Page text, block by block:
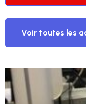
Voir toutes les